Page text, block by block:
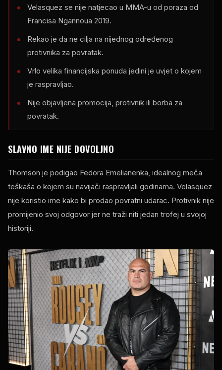
Velasquez se nije natjecao u MMA-u od poraza od
Francisa Ngannoua 2019.
Rekao je da ne cilja na nijednog određenog
protivnika za povratak.
Vrlo velika financijska ponuda jedini je uvjet o kojem
je raspravljao.
Nije objavljena promocija, protivnik ili borba za
povratak.
SLAVNO IME NIJE DOVOLJNO
Thomson je podigao Fedora Emelianenka, idealnog meča
teškaša o kojem su navijači raspravljali godinama. Velasquez
nije koristio ime kako bi prodao povratni udarac. Protivnik nije
promijenio svoj odgovor jer ne traži niti jedan trofej u svojoj
historiji.